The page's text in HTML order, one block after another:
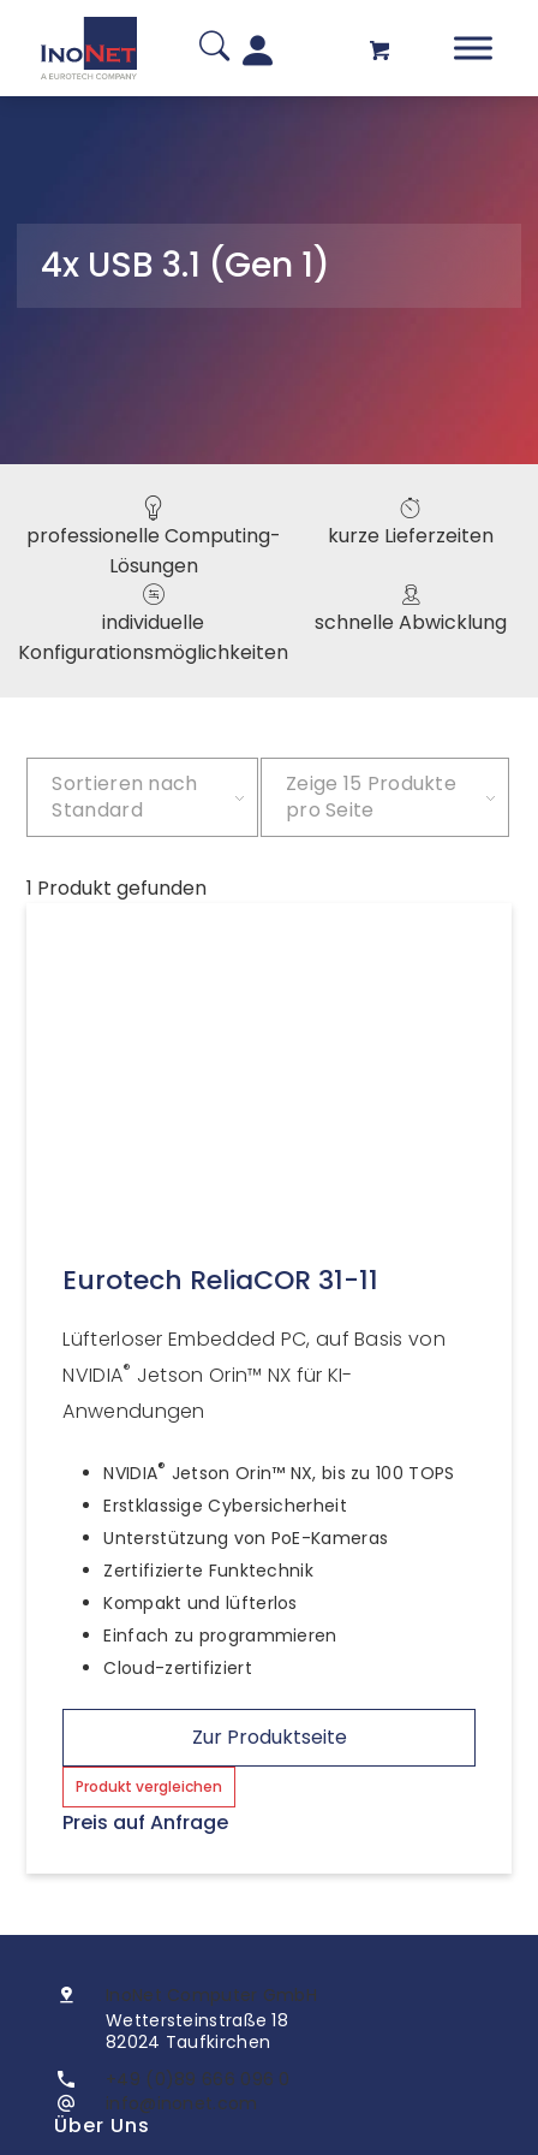
4x USB 3.1 (Gen 1)
professionelle Computing-
Lösungen
kurze Lieferzeiten
individuelle
Konfigurationsmöglichkeiten
schnelle Abwicklung
Sortieren nach
Standard
Zeige 15 Produkte
pro Seite
1 Produkt gefunden
Eurotech ReliaCOR 31-11
Lüfterloser Embedded PC, auf Basis von
NVIDIA® Jetson Orin™ NX für KI-
Anwendungen
NVIDIA® Jetson Orin™ NX, bis zu 100 TOPS
Erstklassige Cybersicherheit
Unterstützung von PoE-Kameras
Zertifizierte Funktechnik
Kompakt und lüfterlos
Einfach zu programmieren
Cloud-zertifiziert
Zur Produktseite
Produkt vergleichen
Preis auf Anfrage
InoNet Computer GmbH
Wettersteinstraße 18
82024 Taufkirchen
+49 (0)89 666 096 0
info@inonet.com
Über Uns